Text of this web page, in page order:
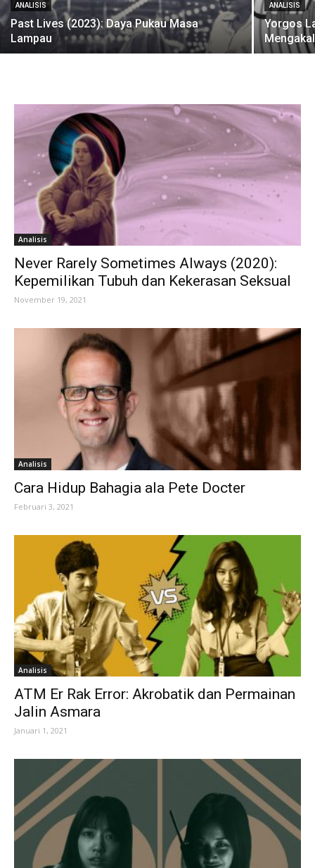
ANALISIS
Past Lives (2023): Daya Pukau Masa
Lampau
ANALISIS
Yorgos
Analisis
Never Rarely Sometimes Always (2020):
Kepemilikan Tubuh dan Kekerasan Seksual
November 19, 2021
Analisis
Cara Hidup Bahagia ala Pete Docter
Februari 3, 2021
Analisis
ATM Er Rak Error: Akrobatik dan Permainan
Jalin Asmara
Januari 1, 2021